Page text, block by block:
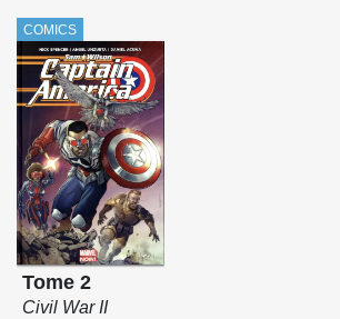
COMICS
Tome 2
Civil War II